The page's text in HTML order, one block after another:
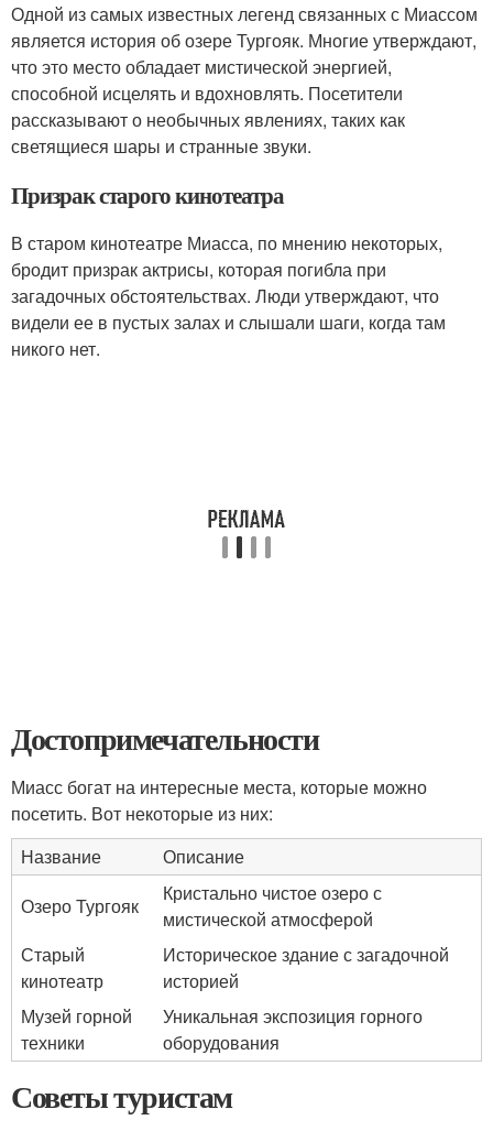
Одной из самых известных легенд связанных с Миассом
является история об озере Тургояк. Многие утверждают,
что это место обладает мистической энергией,
способной исцелять и вдохновлять. Посетители
рассказывают о необычных явлениях, таких как
светящиеся шары и странные звуки.
Призрак старого кинотеатра
В старом кинотеатре Миасса, по мнению некоторых,
бродит призрак актрисы, которая погибла при
загадочных обстоятельствах. Люди утверждают, что
видели ее в пустых залах и слышали шаги, когда там
никого нет.
Достопримечательности
Миасс богат на интересные места, которые можно
посетить. Вот некоторые из них:
Название
Описание
Озеро Тургояк
Кристально чистое озеро с
мистической атмосферой
Старый
кинотеатр
Историческое здание с загадочной
историей
Музей горной
техники
Уникальная экспозиция горного
оборудования
Советы туристам